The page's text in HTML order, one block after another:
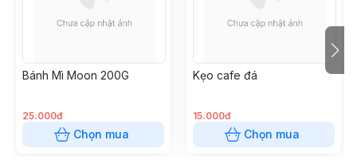
Bánh Mì Moon 200G
25.000đ
Chọn mua
Kẹo cafe đá
15.000đ
Chọn mua